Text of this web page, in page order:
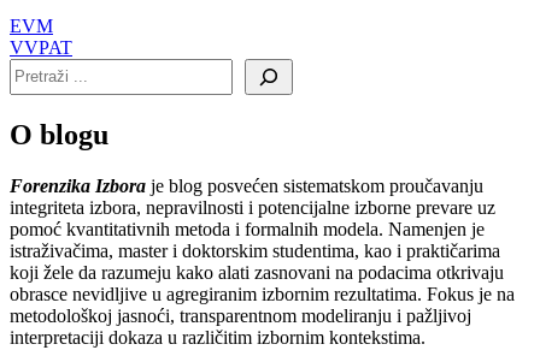
Navigacija
članaka
EVM
VVPAT
O blogu
Forenzika Izbora je blog posvećen sistematskom proučavanju
integriteta izbora, nepravilnosti i potencijalne izborne prevare uz
pomoć kvantitativnih metoda i formalnih modela. Namenjen je
istraživačima, master i doktorskim studentima, kao i praktičarima
koji žele da razumeju kako alati zasnovani na podacima otkrivaju
obrasce nevidljive u agregiranim izbornim rezultatima. Fokus je na
metodološkoj jasnoći, transparentnom modeliranju i pažljivoj
interpretaciji dokaza u različitim izbornim kontekstima.